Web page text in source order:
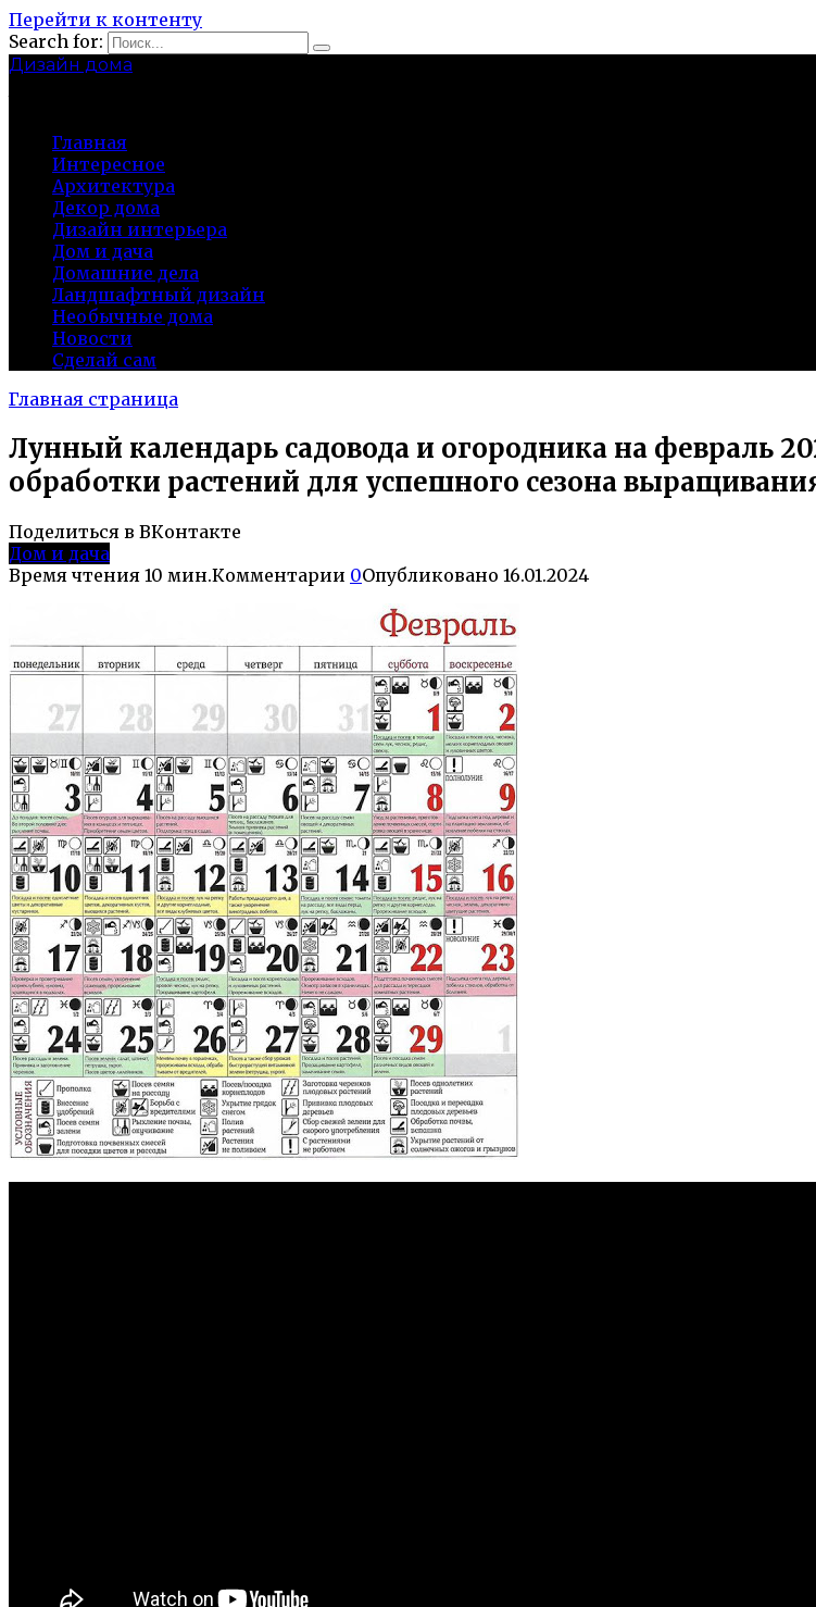
Перейти к контенту
Search for:
Дизайн дома
Главная
Интересное
Архитектура
Декор дома
Дизайн интерьера
Дом и дача
Домашние дела
Ландшафтный дизайн
Необычные дома
Новости
Сделай сам
Главная страница
Лунный календарь садовода и огородника на февраль
обработки растений для успешного сезона
Поделиться в ВКонтакте
Дом и дача
Время чтения 10 мин.Комментарии 0Опубликовано 16.01.2024